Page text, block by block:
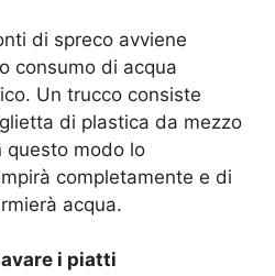
di spreco avviene
consumo di acqua
Un trucco consiste
di plastica da mezzo
questo modo lo
completamente e di
acqua.
i piatti